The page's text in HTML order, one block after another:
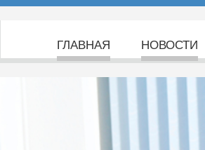
ГЛАВНАЯ НОВОСТИ